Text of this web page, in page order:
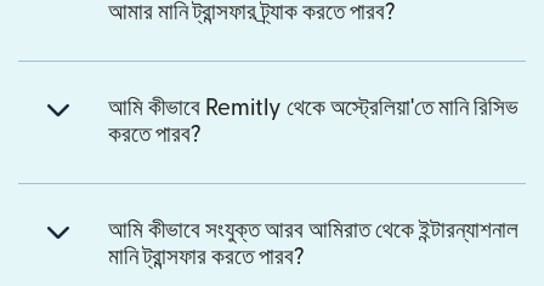
আমার মানি ট্রান্সফার ট্র্যাক করতে পারব?
আমি কীভাবে Remitly থেকে অস্ট্রেলিয়া'তে মানি রিসিভ
করতে পারব?
আমি কীভাবে সংযুক্ত আরব আমিরাত থেকে ইন্টারন্যাশনাল
মানি ট্রান্সফার করতে পারব?